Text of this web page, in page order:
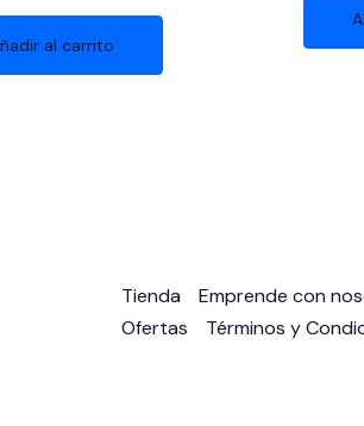
al carrito
Tienda
Emprende con
Ofertas
Términos y